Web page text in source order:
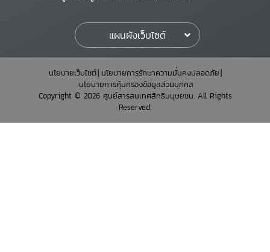
แผนผังเว็บไซต์
นโยบายเว็บไซต์ นโยบายการรักษาความมั่นคงปลอดภัย
นโยบายการคุ้มครองข้อมูลส่วนบุคคล
Copyright © 2026 ศูนย์สารสนเทศสิทธิมนุษยชน. All Rights
Reserved.